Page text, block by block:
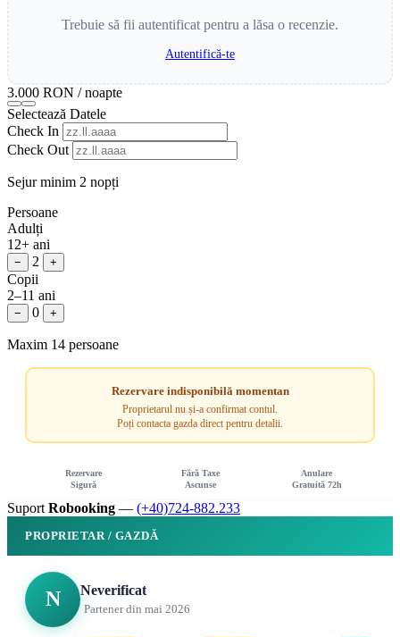
Trebuie să fii autentificat pentru a lăsa o recenzie.
Autentifică-te
3.000 RON / noapte
Selectează Datele
Check In
Check Out
Sejur minim 2 nopți
Persoane
Adulți
12+ ani
− 2 +
Copii
2–11 ani
− 0 +
Maxim 14 persoane
Rezervare indisponibilă momentan
Proprietarul nu și-a confirmat contul.
Poți contacta gazda direct pentru detalii.
Rezervare
Sigură
Fără Taxe
Ascunse
Anulare
Gratuită 72h
Suport Robooking — (+40)724-882.233
PROPRIETAR / GAZDĂ
N Neverificat
Partener din mai 2026